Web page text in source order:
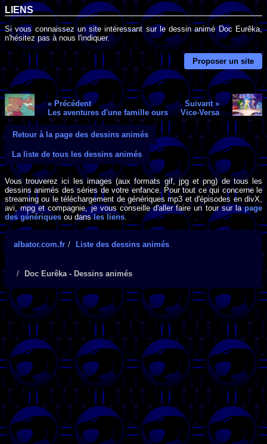
LIENS
Si vous connaissez un site intéressant sur le dessin animé Doc Eurêka,
n'hésitez pas à nous l'indiquer.
Proposer un site
« Précédent
Les aventures d'une famille ours
Suivant »
Vice-Versa
Retour à la page des dessins animés
La liste de tous les dessins animés
Vous trouverez ici les images (aux formats gif, jpg et png) de tous les
dessins animés des séries de votre enfance. Pour tout ce qui concerne le
streaming ou le téléchargement de génériques mp3 et d'épisodes en divX,
avi, mpg et compagnie, je vous conseille d'aller faire un tour sur lapage
des génériques ou dansles liens.
albator.com.fr Liste des dessins animés
Doc Eurêka - Dessins animés